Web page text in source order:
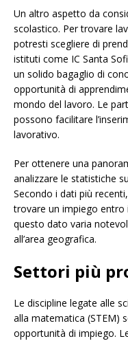
Un altro aspetto da
scolastico. Per trovare
potresti scegliere di
istituti come IC Santa
un solido bagaglio di
opportunità di
mondo del lavoro. Le
possono facilitare
lavorativo.
Per ottenere una
analizzare le statistiche
Secondo i dati più
trovare un impiego entro
questo dato varia
all’area geografica.
Settori più
Le discipline legate alle
alla matematica (STEM)
opportunità di impiego.